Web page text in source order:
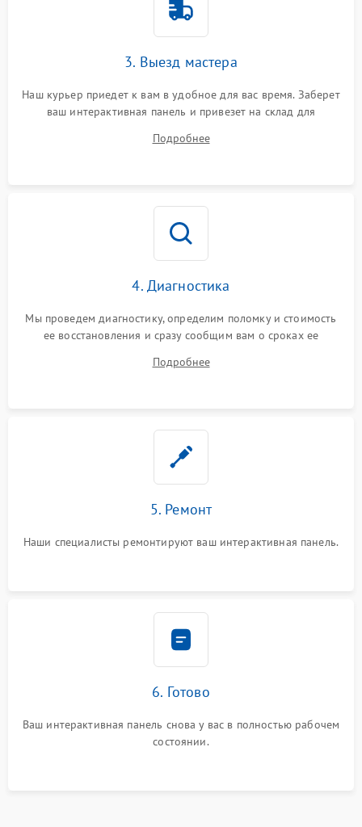
3. Выезд мастера
Наш курьер приедет к вам в удобное для вас время. Заберет
ваш интерактивная панель и привезет на склад для
Подробнее
4. Диагностика
Мы проведем диагностику, определим поломку и стоимость
ее восстановления и сразу сообщим вам о сроках ее
Подробнее
5. Ремонт
Наши специалисты ремонтируют ваш интерактивная панель.
6. Готово
Ваш интерактивная панель снова у вас в полностью рабочем
состоянии.